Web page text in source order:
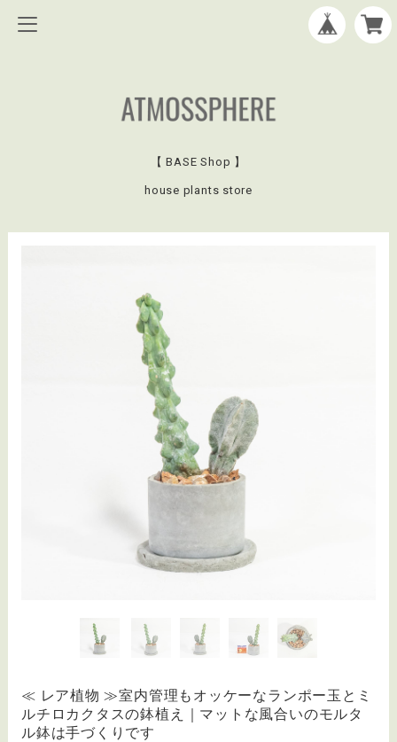
【 BASE Shop 】
house plants store
≪ レア植物 ≫室内管理もオッケーなランポー玉とミ
ルチロカクタスの鉢植え｜マットな風合いのモルタ
ル鉢は手づくりです